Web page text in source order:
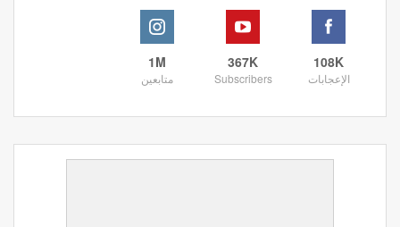
108K
الإعجابات
367K
Subscribers
1M
متابعين